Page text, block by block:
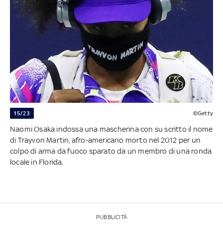
15/23 ©Getty
Naomi Osaka indossa una mascherina con su scritto il nome
di Trayvon Martin, afro-americano morto nel 2012 per un
colpo di arma da fuoco sparato da un membro di una ronda
locale in Florida.
PUBBLICITÀ